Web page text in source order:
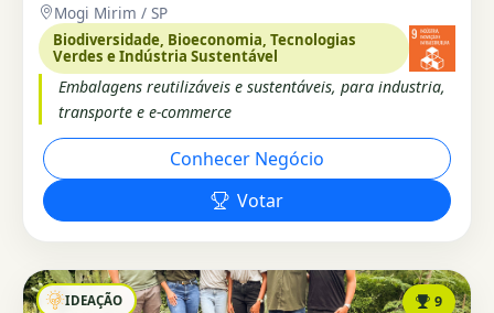
Mogi Mirim / SP
Biodiversidade, Bioeconomia, Tecnologias
Verdes e Indústria Sustentável
Embalagens reutilizáveis e sustentáveis, para industria,
transporte e e-commerce
Conhecer Negócio
Votar
IDEAÇÃO 9